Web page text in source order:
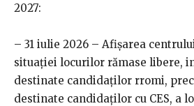
2027:
– 31 iulie 2026 – Afișarea
situației locurilor rămase libere,
destinate candidaților rromi,
destinate candidaților cu CES, a